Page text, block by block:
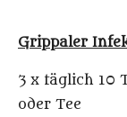
Grippaler
3 x täglich 10
oder Tee